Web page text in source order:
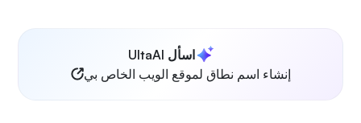
اسأل UltaAI
إنشاء اسم نطاق لموقع الويب الخاص بي